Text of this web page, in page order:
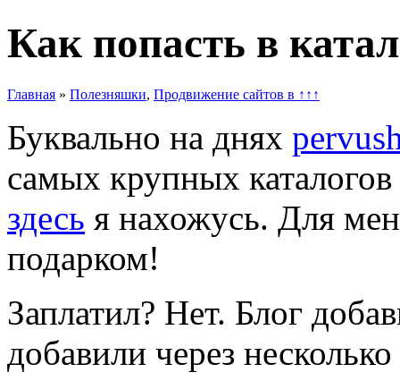
Как попасть в
Главная » Полезняшки, Продвижение сайтов в ↑↑↑
Буквально на днях
самых крупных
здесь я нахожусь. Для
подарком!
Заплатил? Нет. Блог
добавили через